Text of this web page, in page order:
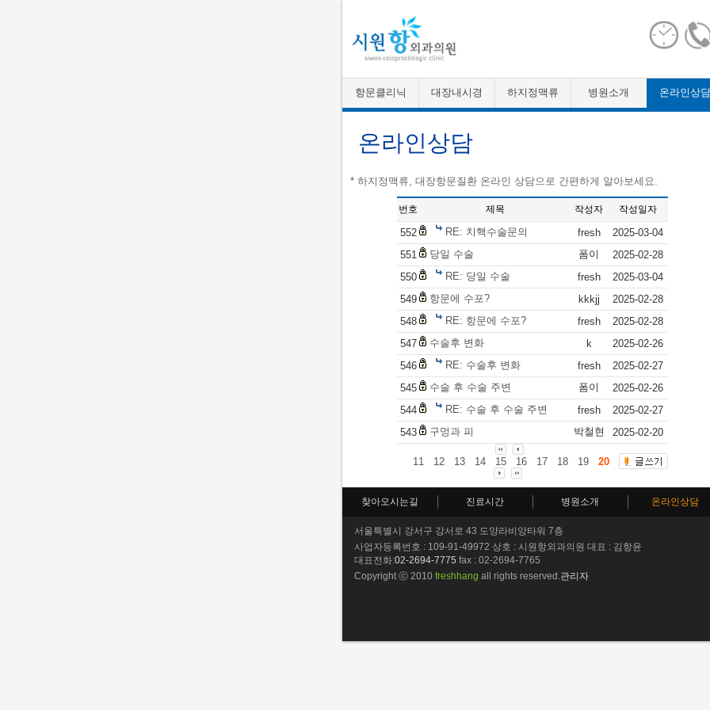
항문클리닉 대장내시경 하지정맥류 병원소개 온라인상담
온라인상담
* 하지정맥류, 대장항문질환 온라인 상담으로 간편하게 알아보세요.
번호 제목 작성자 작성일자
552 RE: 치핵수술문의 fresh
2025-03-04
551
당일 수술 폼이
2025-02-28
550
RE: 당일 수술 fresh
2025-03-04
549
항문에 수포? kkkjj
2025-02-28
548
RE: 항문에 수포? fresh
2025-02-28
547
수술후 변화 k
2025-02-26
546
RE: 수술후 변화 fresh
2025-02-27
545
수술 후 수술 주변 폼이
2025-02-26
544
RE: 수술 후 수술 주변 fresh
2025-02-27
543
구멍과 피 박철현 2025-02-20
11 12 13 14 15 16 17 18 19 20
찾아오시는길 진료시간 병원소개 온라인상담
서울특별시 강서구 강서로 43 도양라비앙타워 7층
사업자등록번호 : 109-91-49972 상호 : 시원항외과의원 대표 : 김항윤
대표전화:02-2694-7775 fax : 02-2694-7765
Copyright ⓒ 2010 freshhang all rights reserved. 관리자